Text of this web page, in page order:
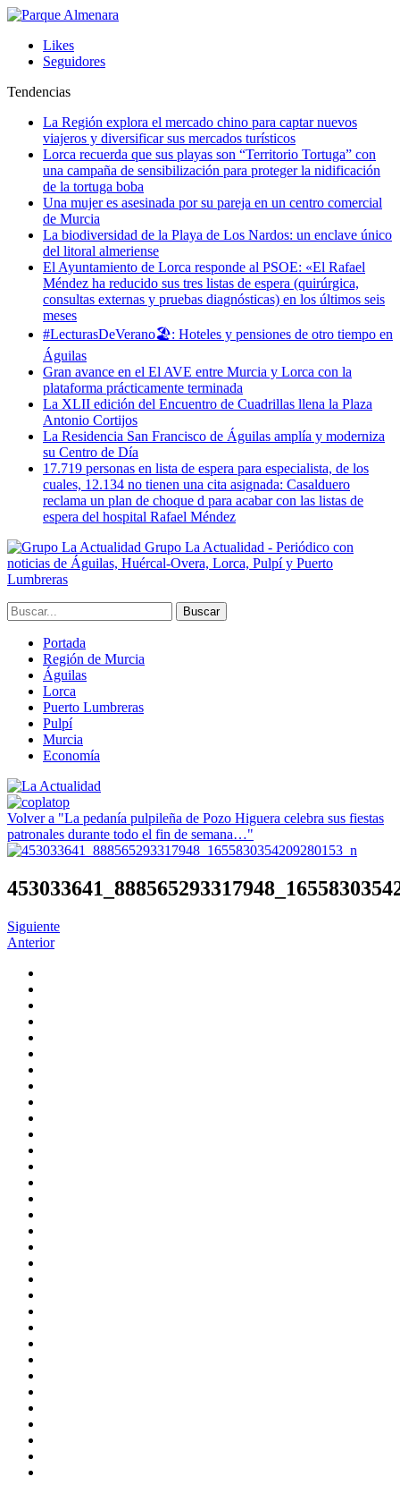
Likes
Seguidores
Tendencias
La Región explora el mercado chino para captar nuevos
viajeros y diversificar sus mercados turísticos
Lorca recuerda que sus playas son “Territorio Tortuga” con
una campaña de sensibilización para proteger la nidificación
de la tortuga boba
Una mujer es asesinada por su pareja en un centro comercial
de Murcia
La biodiversidad de la Playa de Los Nardos: un enclave único
del litoral almeriense
El Ayuntamiento de Lorca responde al PSOE: «El Rafael
Méndez ha reducido sus tres listas de espera (quirúrgica,
consultas externas y pruebas diagnósticas) en los últimos seis
meses
#LecturasDeVerano🏖: Hoteles y pensiones de otro tiempo en
Águilas
Gran avance en el El AVE entre Murcia y Lorca con la
plataforma prácticamente terminada
La XLII edición del Encuentro de Cuadrillas llena la Plaza
Antonio Cortijos
La Residencia San Francisco de Águilas amplía y moderniza
su Centro de Día
17.719 personas en lista de espera para especialista, de los
cuales, 12.134 no tienen una cita asignada: Casalduero
reclama un plan de choque d para acabar con las listas de
espera del hospital Rafael Méndez
Grupo La Actualidad - Periódico con
noticias de Águilas, Huércal-Overa, Lorca, Pulpí y Puerto
Lumbreras
Portada
Región de Murcia
Águilas
Lorca
Puerto Lumbreras
Pulpí
Murcia
Economía
Volver a "La pedanía pulpileña de Pozo Higuera celebra sus fiestas
patronales durante todo el fin de semana…"
Siguiente
Anterior